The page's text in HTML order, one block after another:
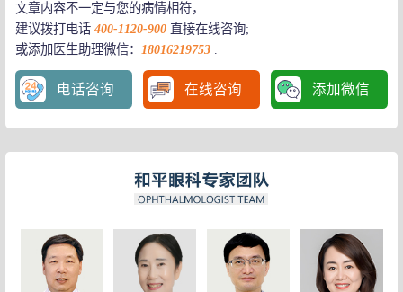
文章内容不一定与您的病情相符，
建议拨打电话 400-1120-900直接在线咨询;
或添加医生助理微信： 18016219753.
电话咨询 在线咨询 添加微信
离焦眼镜与普通眼镜到底有什么区别？
近视越来越低龄化，家长孩子需要注意这些 上海看眼科医院
孩子近视了怎么样治疗好?
上海和平眼科专家告诉你，儿童近视要怎么治疗?
电子产品竟然不是导致孩子近视的主要元凶？
孩子近视了怎么办？上海儿科医生告诉你
上海小儿眼科医生教你分辨真假性近视及孩子高度近视
高度近视遗传的几率大吗
LASIK术前需要哪些准备？
白内障手术人工晶体该如何挑选？上海白内障专家郭海科教授为
保护眼睛必吃的食物有哪些
玻璃体混浊与“飞蚊症”
超高度近视眼可以治好吗
高度近视并发症可致盲
怎样预防儿童和青少年近视 上海近视手术